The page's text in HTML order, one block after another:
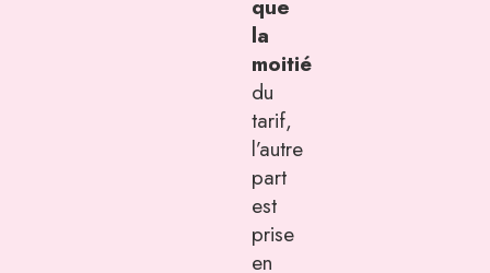
que
la
moitié
du
tarif,
l’autre
part
est
prise
en